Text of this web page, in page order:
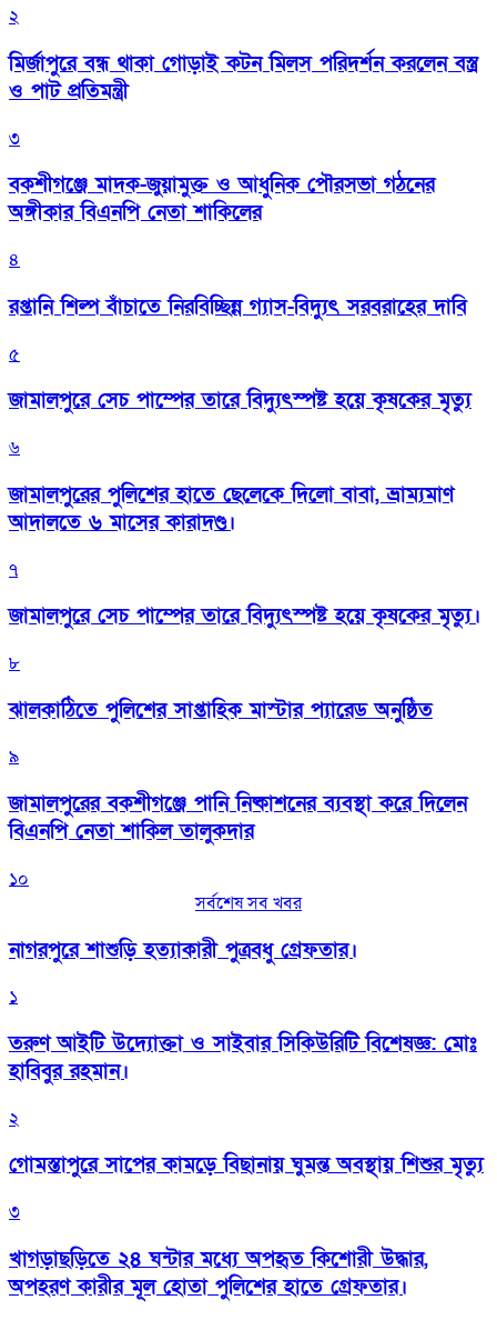
২
মির্জাপুরে বন্ধ থাকা গোড়াই কটন মিলস পরিদর্শন করলেন বস্ত্র
ও পাট প্রতিমন্ত্রী
৩
বকশীগঞ্জে মাদক-জুয়ামুক্ত ও আধুনিক পৌরসভা গঠনের
অঙ্গীকার বিএনপি নেতা শাকিলের
৪
রপ্তানি শিল্প বাঁচাতে নিরবিচ্ছিন্ন গ্যাস-বিদ্যুৎ সরবরাহের দাবি
৫
জামালপুরে সেচ পাম্পের তারে বিদ্যুৎস্পষ্ট হয়ে কৃষকের মৃত্যু
৬
জামালপুরের পুলিশের হাতে ছেলেকে দিলো বাবা, ভ্রাম্যমাণ
আদালতে ৬ মাসের কারাদণ্ড।
৭
জামালপুরে সেচ পাম্পের তারে বিদ্যুৎস্পষ্ট হয়ে কৃষকের মৃত্যু।
৮
‎ঝালকাঠিতে পুলিশের সাপ্তাহিক মাস্টার প্যারেড অনুষ্ঠিত
৯
জামালপুরের বকশীগঞ্জে পানি নিষ্কাশনের ব্যবস্থা করে দিলেন
বিএনপি নেতা শাকিল তালুকদার
১০
সর্বশেষ সব খবর
নাগরপুরে শাশুড়ি হত্যাকারী পুত্রবধু গ্রেফতার।
১
তরুণ আইটি উদ্যোক্তা ও সাইবার সিকিউরিটি বিশেষজ্ঞ: মোঃ
হাবিবুর রহমান।
২
গোমস্তাপুরে সাপের কামড়ে বিছানায় ঘুমন্ত অবস্থায় শিশুর মৃত্যু
৩
খাগড়াছড়িতে ২৪ ঘন্টার মধ্যে অপহৃত কিশোরী উদ্ধার,
অপহরণ কারীর মূল হোতা পুলিশের হাতে গ্রেফতার।